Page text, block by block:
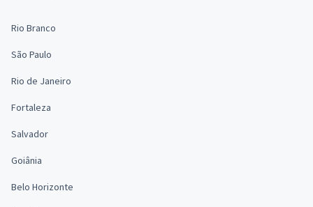
Rio Branco
São Paulo
Rio de Janeiro
Fortaleza
Salvador
Goiânia
Belo Horizonte